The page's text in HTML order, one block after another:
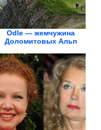
Odle — жемчужина
Доломитовых Альп